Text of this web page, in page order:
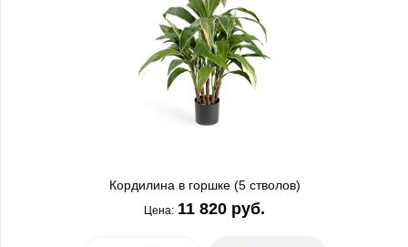
Кордилина в горшке (5 стволов)
Цена: 11 820 руб.